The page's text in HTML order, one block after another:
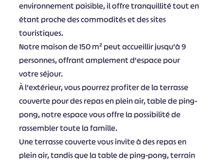
environnement paisible, il offre tranquillité tout en
étant proche des commodités et des sites
touristiques.
Notre maison de 150 m² peut accueillir jusqu'à 9
personnes, offrant amplement d'espace pour
votre séjour.
À l'extérieur, vous pourrez profiter de la terrasse
couverte pour des repas en plein air, table de ping-
pong, notre espace vous offre la possibilité de
rassembler toute la famille.
Une terrasse couverte vous invite à des repas en
plein air, tandis que la table de ping-pong, terrain